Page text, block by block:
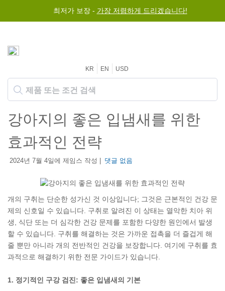
최저가 보장 - 가장 저렴하게 드리겠습니다!
KR EN USD
강아지의 좋은 입냄새를 위한
효과적인 전략
2024년 7월 4일에 제임스 작성 | 댓글 없음
개의 구취는 단순한 성가신 것 이상입니다; 그것은 근본적인 건강 문
제의 신호일 수 있습니다. 구취로 알려진 이 상태는 열악한 치아 위
생, 식단 또는 더 심각한 건강 문제를 포함한 다양한 원인에서 발생
할 수 있습니다. 구취를 해결하는 것은 가까운 접촉을 더 즐겁게 해
줄 뿐만 아니라 개의 전반적인 건강을 보장합니다. 여기에 구취를 효
과적으로 해결하기 위한 전문 가이드가 있습니다.
1. 정기적인 구강 검진: 좋은 입냄새의 기본